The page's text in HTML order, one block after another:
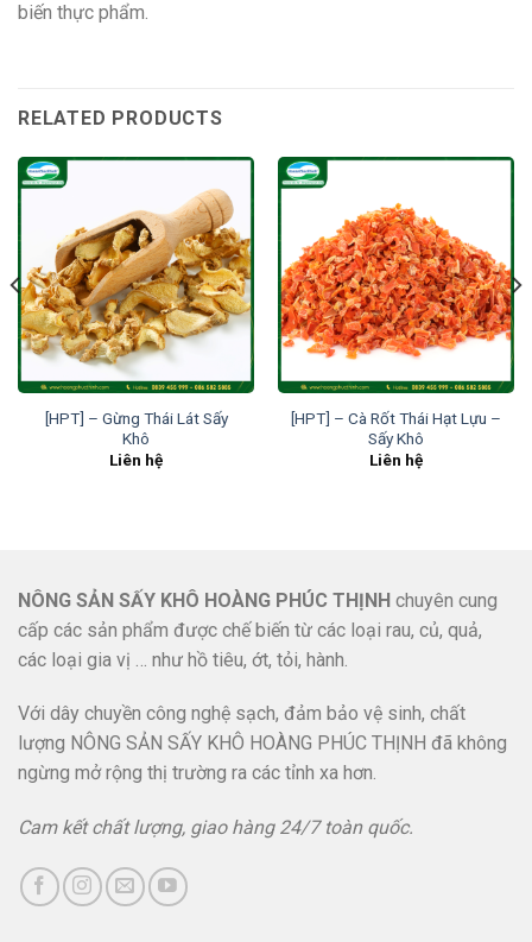
biến thực phẩm.
RELATED PRODUCTS
[HPT] – Gừng Thái Lát Sấy
Khô
Liên hệ
[HPT] – Cà Rốt Thái Hạt Lựu –
Sấy Khô
Liên hệ
NÔNG SẢN SẤY KHÔ HOÀNG PHÚC THỊNH chuyên cung
cấp các sản phẩm được chế biến từ các loại rau, củ, quả,
các loại gia vị … như hồ tiêu, ớt, tỏi, hành.
Với dây chuyền công nghệ sạch, đảm bảo vệ sinh, chất
lượng NÔNG SẢN SẤY KHÔ HOÀNG PHÚC THỊNH đã không
ngừng mở rộng thị trường ra các tỉnh xa hơn.
Cam kết chất lượng, giao hàng 24/7 toàn quốc.